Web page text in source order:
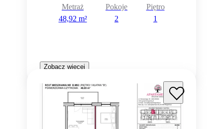
Metraż
48,92 m²
Pokoje
2
Piętro
1
Zobacz więcej